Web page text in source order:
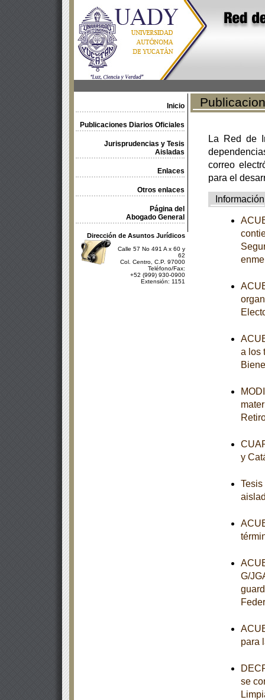
Inicio
Publicaciones Diarios Oficiales
Jurisprudencias y Tesis
Aisladas
Enlaces
Otros enlaces
Página del
Abogado General
Dirección de Asuntos Jurídicos
Calle 57 No 491 A x 60 y
62
Col. Centro, C.P. 97000
Teléfono/Fax:
+52 (999) 930-0900
Extensión: 1151
La Red de
correo
para el
Información
a los
y
G/
para
se